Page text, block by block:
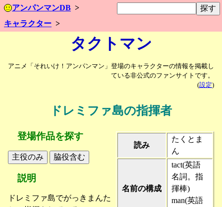
アンパンマンDB
キャラクター
タクトマン
アニメ「それいけ！アンパンマン」登場のキャラクターの情報を掲載し
ている非公式のファンサイトです。
(設定)
ドレミファ島の指揮者
読み
たくとま
ん
名前の構成
tact(英語
名詞。指
揮棒)
man(英語
登場作品を探す
説明
ドレミファ島でがっきまんた